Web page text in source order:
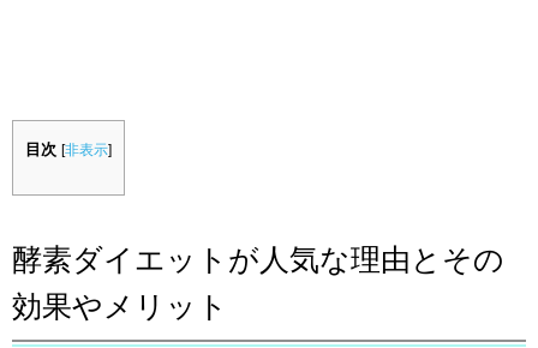
目次 [非表示]
酵素ダイエットが人気な理由とその
効果やメリット